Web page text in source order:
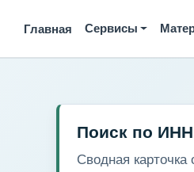
Главная Сервисы
Поиск по ИНН
Сводная